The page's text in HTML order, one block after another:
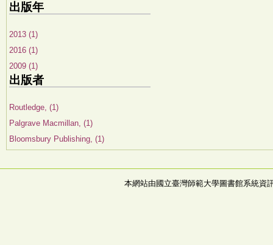
出版年
2013 (1)
2016 (1)
2009 (1)
出版者
Routledge, (1)
Palgrave Macmillan, (1)
Bloomsbury Publishing, (1)
本網站由國立臺灣師範大學圖書館系統資